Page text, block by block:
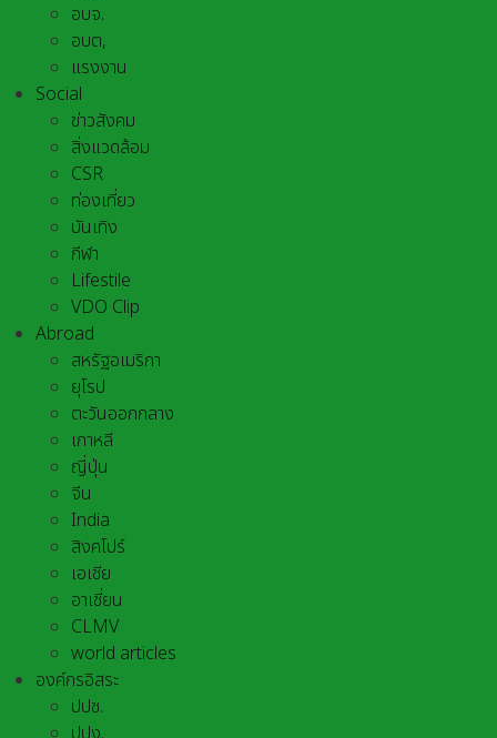
อบจ.
อบต,
แรงงาน
Social
ข่าวสังคม
สิ่งแวดล้อม
CSR
ท่องเที่ยว
บันเทิง
กีฬา
Lifestile
VDO Clip
Abroad
สหรัฐอเมริกา
ยุโรป
ตะวันออกกลาง
เกาหลี
ญี่ปุ่น
จีน
India
สิงคโปร์
เอเชีย
อาเชี่ยน
CLMV
world articles
องค์กรอิสระ
ปปช.